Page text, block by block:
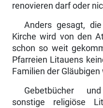
renovieren darf oder
Anders gesagt,
Kirche wird von den
schon so weit
Pfarreien Litauens
Familien der Gläubigen
Gebetbücher
sonstige religiöse